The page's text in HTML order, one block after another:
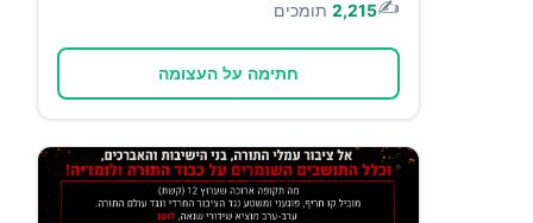
✍️
2,215 תומכים
חתימה על העצומה